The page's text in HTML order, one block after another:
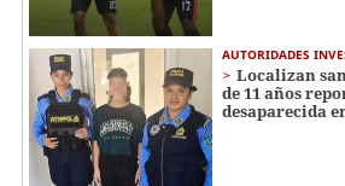
AUTORIDADES
Localizan
de 11 años
desaparecida